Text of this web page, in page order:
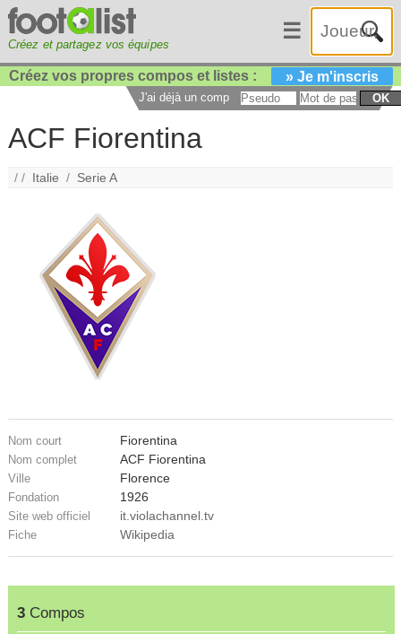
Créez et partagez vos équipes
☰
Créez vos propres compos et listes : » Je m'inscris
J'ai déjà un compte : OK
ACF Fiorentina
/ / Italie / Serie A
Nom court Fiorentina
Nom complet ACF Fiorentina
Ville Florence
Fondation 1926
Site web officiel it.violachannel.tv
Fiche Wikipedia
3Compos